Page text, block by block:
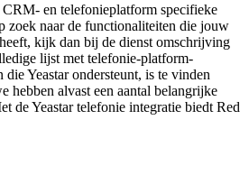
en telefonieplatform specifieke
zoek naar de functionaliteiten die jouw
kijk dan bij de dienst omschrijving
lijst met telefonie-platform-
Yeastar ondersteunt, is te vinden
hebben alvast een aantal belangrijke
de Yeastar telefonie integratie biedt Red